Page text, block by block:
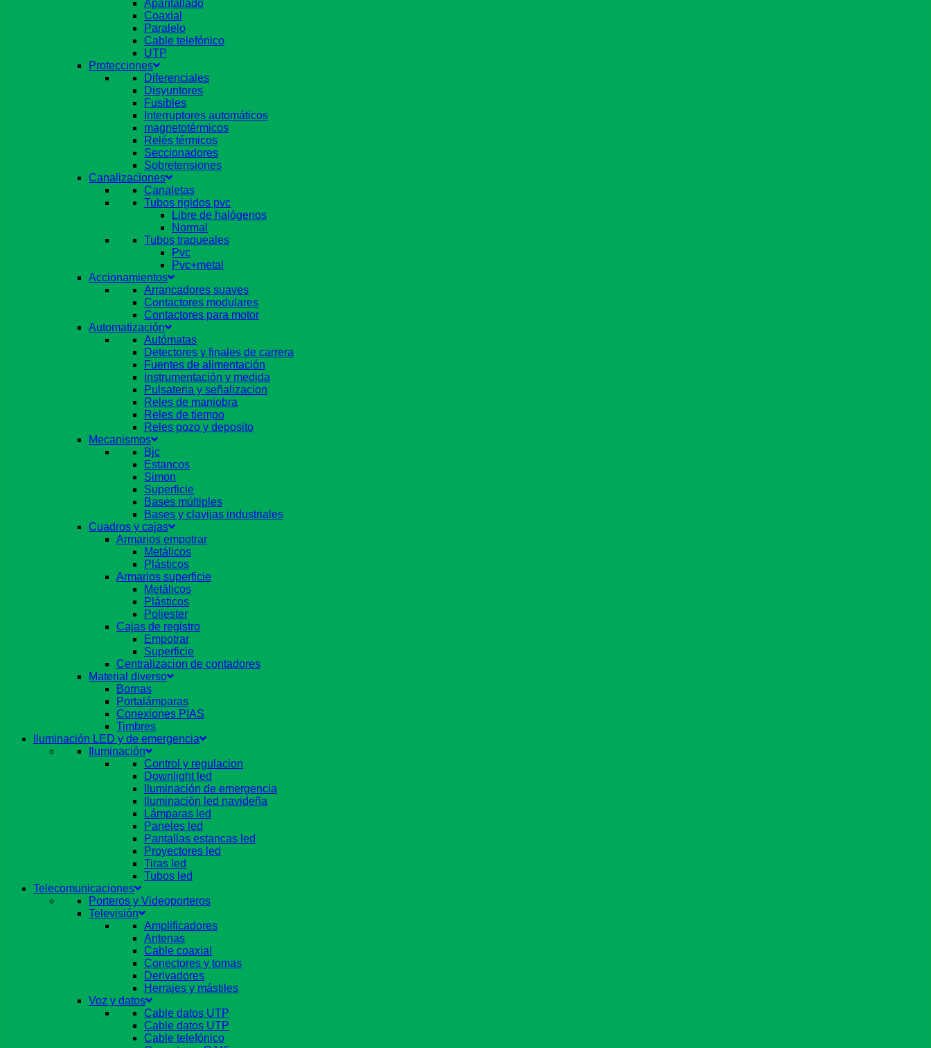
Apantallado
Coaxial
Paralelo
Cable telefónico
UTP
Protecciones
Diferenciales
Disyuntores
Fusibles
Interruptores automáticos
magnetotérmicos
Relés térmicos
Seccionadores
Sobretensiones
Canalizaciones
Canaletas
Tubos rigidos pvc
Libre de halógenos
Normal
Tubos traqueales
Pvc
Pvc+metal
Accionamientos
Arrancadores suaves
Contactores modulares
Contactores para motor
Automatización
Autómatas
Detectores y finales de carrera
Fuentes de alimentación
Instrumentación y medida
Pulsateria y señalizacion
Reles de maniobra
Reles de tiempo
Reles pozo y deposito
Mecanismos
Bjc
Estancos
Simon
Superficie
Bases múltiples
Bases y clavijas industriales
Cuadros y cajas
Armarios empotrar
Metálicos
Plásticos
Armarios superficie
Metálicos
Plásticos
Poliester
Cajas de registro
Empotrar
Superficie
Centralizacion de contadores
Material diverso
Bornas
Portalámparas
Conexiones PIAS
Timbres
Iluminación LED y de emergencia
Iluminación
Control y regulacion
Downlight led
Iluminación de emergencia
Iluminación led navideña
Lámparas led
Paneles led
Pantallas estancas led
Proyectores led
Tiras led
Tubos led
Telecomunicaciones
Porteros y Videoporteros
Televisión
Amplificadores
Antenas
Cable coaxial
Conectores y tomas
Derivadores
Herrajes y mástiles
Voz y datos
Cable datos UTP
Cable datos UTP
Cable telefónico